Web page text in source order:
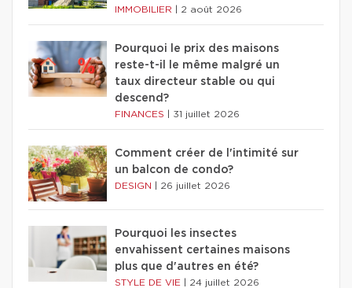
IMMOBILIER 2 août 2026
Pourquoi le prix des maisons
reste-t-il le même malgré un
taux directeur stable ou qui
descend?
FINANCES 31 juillet 2026
Comment créer de l'intimité sur
un balcon de condo?
DESIGN 26 juillet 2026
Pourquoi les insectes
envahissent certaines maisons
plus que d'autres en été?
STYLE DE VIE 24 juillet 2026